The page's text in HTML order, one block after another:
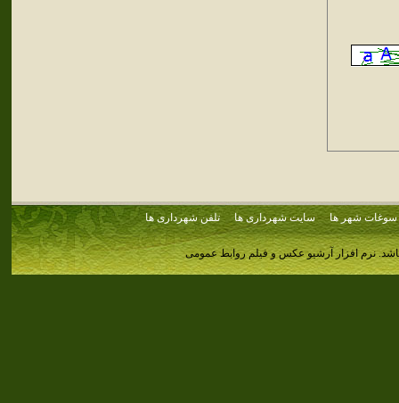
سوغات شهر ها سایت شهرداری ها تلفن شهرداری ها
نرم افزار آرشیو عکس و فیلم روابط عمومی